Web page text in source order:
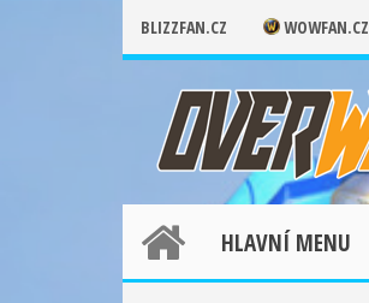
BLIZZFAN.CZ WOWFAN.CZ
HLAVNÍ MENU